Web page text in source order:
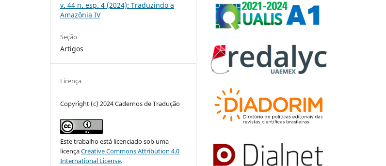
v. 44 n. esp. 4 (2024): Traduzindo a
Amazônia IV
Seção
Artigos
Licença
Copyright (c) 2024 Cadernos de Tradução
Este trabalho está licenciado sob uma
licençaCreative Commons Attribution 4.0
International License.